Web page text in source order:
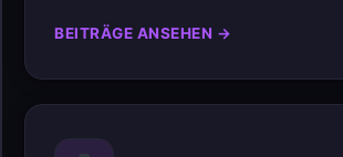
BEITRÄGE ANSEHEN →